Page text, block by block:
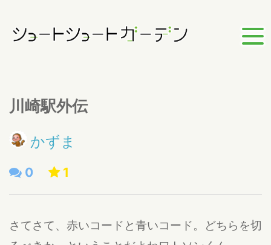
川崎駅外伝
かずま
0 1
さてさて、赤いコードと青いコード。どちらを切